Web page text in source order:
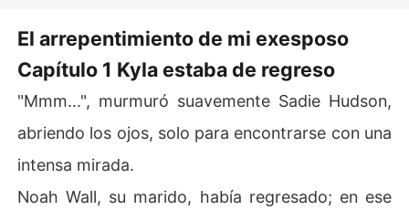
egunda vez. Noah apareció enloquecido y cayó de rodil
las. "¿Cómo te atreves a casarte con otro después de h
El arrepentimiento de mi exesposo
Capítulo 1 Kyla estaba de regreso
"Mmm...", murmuró suavemente Sadie Hudson,
abriendo los ojos, solo para encontrarse con una
intensa mirada.
Noah Wall, su marido, había regresado; en ese